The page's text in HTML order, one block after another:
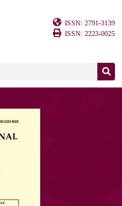
ISSN: 2791-3139
ISSN: 2223-0025